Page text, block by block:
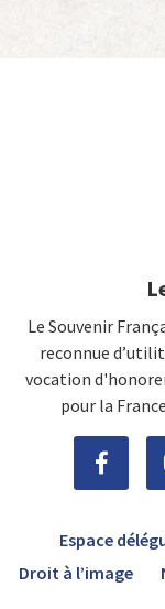
Le Souvenir
reconnue
vocation
pour la
Espace
Droit à l’image